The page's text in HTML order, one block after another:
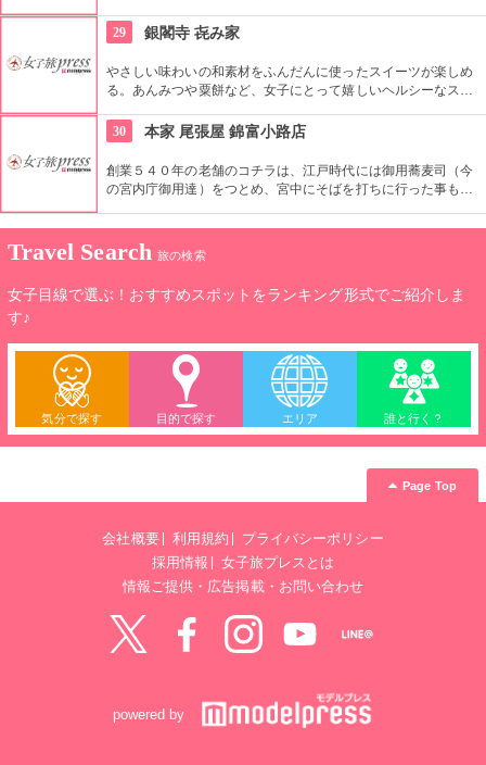
席」があり、香道を気軽に学べる聞香体験も行われています
（要予約）。京都ならではの東山文化を味わえる貴重な体験を
コチラで。
29 銀閣寺 㐂み家
やさしい味わいの和素材をふんだんに使ったスイーツが楽しめ
る。あんみつや粟餅など、女子にとって嬉しいヘルシーなスイ
洗練されているのが良い。
30 本家 尾張屋 錦富小路店
創業５４０年の老舗のコチラは、江戸時代には御用蕎麦司（今
の宮内庁御用達）をつとめ、宮中にそばを打ちに行った事もあ
打ったそばを、注文を受けてから湯がいてもらえます。独自の
京風味だしは、そんなそばの美味しさを引き立ててくれるお味
です。
Travel Search 旅の検索
女子目線で選ぶ！おすすめスポットをランキング形式でご紹介しま
す♪
気分で探す 目的で探す エリア 誰と行く？
Page Top
会社概要 利用規約
プライバシーポリシー
採用情報
女子旅プレスとは
情報ご提供・広告掲載・お問い合わせ
powered by